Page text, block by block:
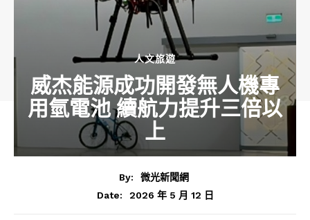
人文旅遊
威杰能源成功開發無人機專
用氫電池 續航力提升三倍以
上
By:
微光新聞網
Date:
2026 年 5 月 12 日